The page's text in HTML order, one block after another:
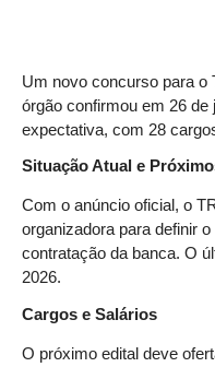
Um novo concurso para o
órgão confirmou em 26 de
expectativa, com 28
Situação Atual e
Com o anúncio oficial, o
organizadora para definir
contratação da banca. O
2026.
Cargos e Salários
O próximo edital deve